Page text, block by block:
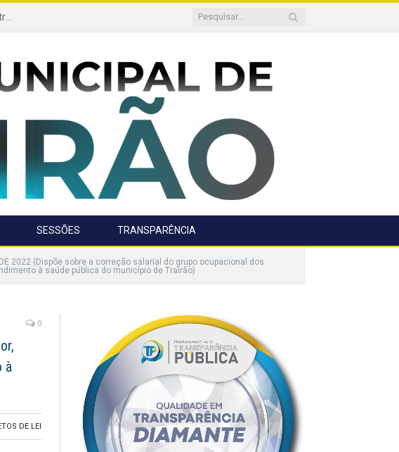
Projeto de autoria do presidente Gessé Maranata que protege as estradas vicinais de Trairão é transformado em lei
SESSÕES TRANSPARÊNCIA
DE 2022 (Dispõe sobre a correção salarial do grupo ocupacional dos
à saúde pública do município de Trairão)
à
0
DE LEI